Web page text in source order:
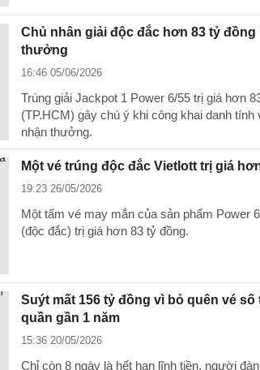
Chủ nhân giải độc đắc hơn 83 tỷ
thưởng
16:46 05/06/2026
Trúng giải Jackpot 1 Power 6/55 trị giá hơn
(TP.HCM) gây chú ý khi công khai danh tính
nhận thưởng.
Một vé trúng độc đắc Vietlott trị giá
19:23 26/05/2026
Một tấm vé may mắn của sản phẩm Power
(độc đắc) trị giá hơn 83 tỷ đồng.
Suýt mất 156 tỷ đồng vì bỏ quên vé
quần gần 1 năm
15:36 20/05/2026
Chỉ còn 8 ngày là hết hạn lĩnh tiền, người